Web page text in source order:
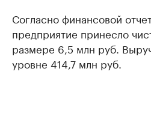
Согласно финансовой
предприятие принесло
размере 6,5 млн руб.
уровне 414,7 млн руб.